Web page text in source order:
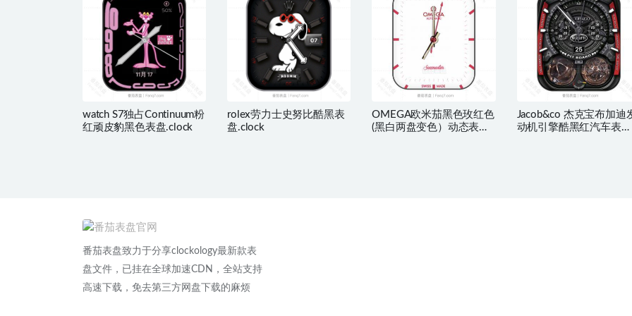
watch S7独占Continuum粉
红顽皮豹黑色表盘.clock
rolex劳力士史努比酷黑表
盘.clock
OMEGA欧米茄黑色玫红色
(黑白两盘变色）动态表盘
Jacob&co 杰克宝布加迪
动机引擎酷黑红汽车表
番茄表盘致力于分享clockology最新款表
盘文件，已挂在全球加速CDN，全站支持
高速下载，免去第三方网盘下载的麻烦